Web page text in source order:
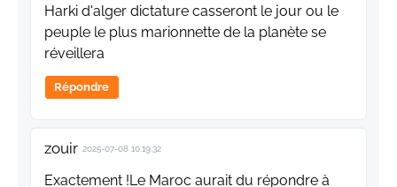
Harki d'alger dictature casseront le jour ou le
peuple le plus marionnette de la planète se
réveillera
Répondre
zouir 2025-07-08 10:19:32
Exactement !Le Maroc aurait du répondre à